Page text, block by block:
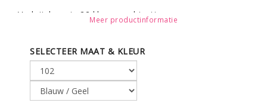
Verkrijgbaar in 22 kleur combinaties.
Meer productinformatie
SELECTEER MAAT & KLEUR